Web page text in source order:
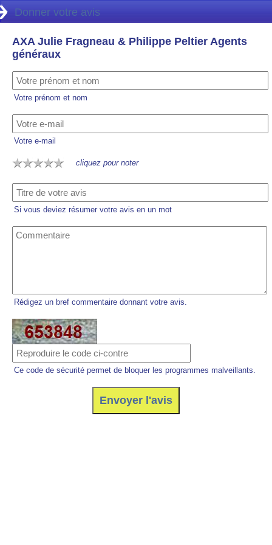
Donner votre avis
AXA Julie Fragneau & Philippe Peltier Agents
généraux
Votre prénom et nom
Votre e-mail
cliquez pour noter
Si vous deviez résumer votre avis en un mot
Rédigez un bref commentaire donnant votre avis.
Ce code de sécurité permet de bloquer les programmes malveillants.